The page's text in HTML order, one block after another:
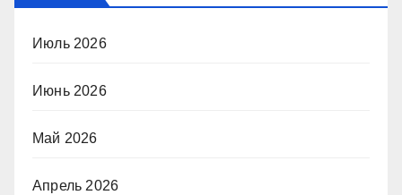
Июль 2026
Июнь 2026
Май 2026
Апрель 2026